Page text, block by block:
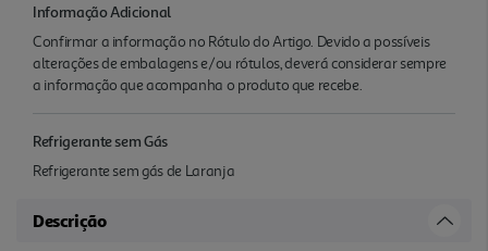
Informação Adicional
Confirmar a informação no Rótulo do Artigo. Devido a possíveis
alterações de embalagens e/ou rótulos, deverá considerar sempre
a informação que acompanha o produto que recebe.
Refrigerante sem Gás
Refrigerante sem gás de Laranja
Descrição